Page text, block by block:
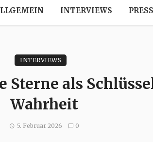
INTERVIEWS
INTERVIEWS
Sterne als
Wahrheit
5. Februar 2026 0